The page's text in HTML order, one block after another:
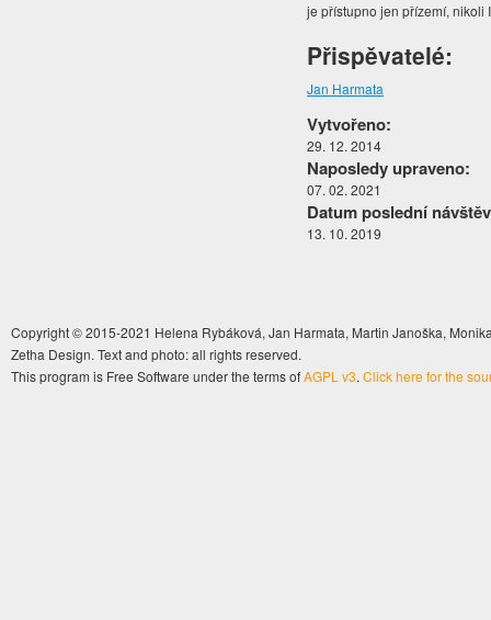
je přístupno jen přízemí,
Přispěvatelé:
Jan Harmata
Vytvořeno:
29. 12. 2014
Naposledy upraveno:
07. 02. 2021
Datum poslední
13. 10. 2019
Copyright © 2015-2021 Helena Rybáková, Jan Harmata, Martin Janoška,
Zetha Design. Text and photo: all rights reserved.
This program is Free Software under the terms ofAGPL v3. Click here for the